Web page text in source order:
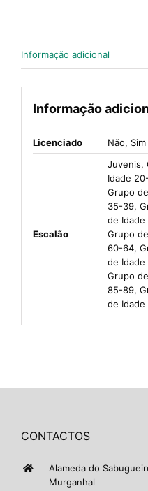
Informação adicional
Informação
Licenciado Não, Sim
Escalão
Juvenis,
Idade
Grupo
35-39,
de
Grupo
60-64,
de Idade
Grupo
85-89,
de
CONTACTOS
Alameda do
Murganhal